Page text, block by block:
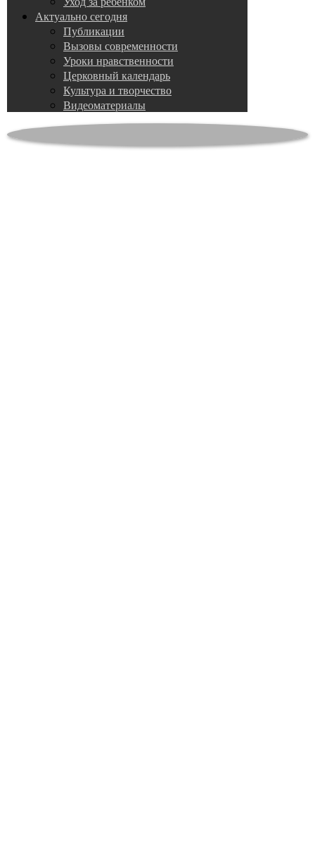
Актуально сегодня
Публикации
Вызовы современности
Уроки нравственности
Церковный календарь
Культура и творчество
Видеоматериалы